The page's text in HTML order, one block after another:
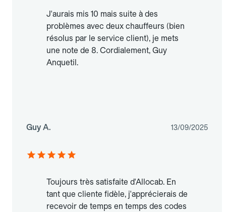
J'aurais mis 10 mais suite à des
problèmes avec deux chauffeurs (bien
résolus par le service client), je mets
une note de 8. Cordialement, Guy
Anquetil.
Guy A. 13/09/2025
Toujours très satisfaite d'Allocab. En
tant que cliente fidèle, j'apprécierais de
recevoir de temps en temps des codes